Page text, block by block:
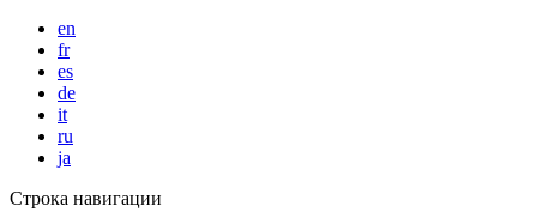
en
fr
es
de
it
ru
ja
Строка навигации